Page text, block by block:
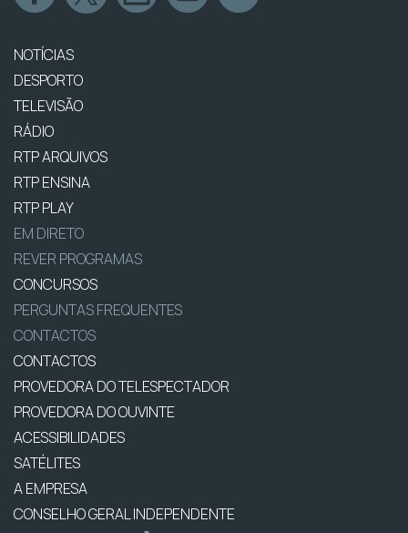
NOTÍCIAS
DESPORTO
TELEVISÃO
RÁDIO
RTP ARQUIVOS
RTP ENSINA
RTP PLAY
EM DIRETO
REVER PROGRAMAS
CONCURSOS
PERGUNTAS FREQUENTES
CONTACTOS
CONTACTOS
PROVEDORA DO TELESPECTADOR
PROVEDORA DO OUVINTE
ACESSIBILIDADES
SATÉLITES
A EMPRESA
CONSELHO GERAL INDEPENDENTE